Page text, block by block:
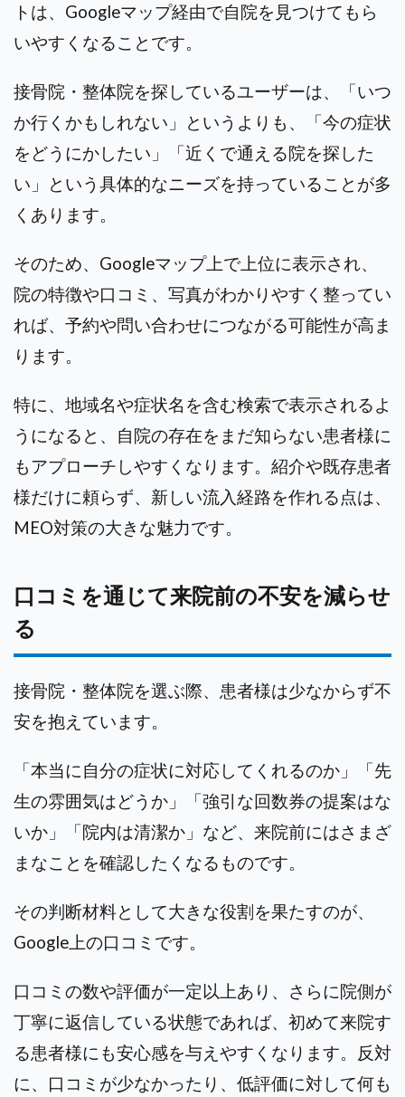
トは、Googleマップ経由で自院を見つけてもら
いやすくなることです。
接骨院・整体院を探しているユーザーは、「いつ
か行くかもしれない」というよりも、「今の症状
をどうにかしたい」「近くで通える院を探した
い」という具体的なニーズを持っていることが多
くあります。
そのため、Googleマップ上で上位に表示され、
院の特徴や口コミ、写真がわかりやすく整ってい
れば、予約や問い合わせにつながる可能性が高ま
ります。
特に、地域名や症状名を含む検索で表示されるよ
うになると、自院の存在をまだ知らない患者様に
もアプローチしやすくなります。紹介や既存患者
様だけに頼らず、新しい流入経路を作れる点は、
MEO対策の大きな魅力です。
口コミを通じて来院前の不安を減らせ
る
接骨院・整体院を選ぶ際、患者様は少なからず不
安を抱えています。
「本当に自分の症状に対応してくれるのか」「先
生の雰囲気はどうか」「強引な回数券の提案はな
いか」「院内は清潔か」など、来院前にはさまざ
まなことを確認したくなるものです。
その判断材料として大きな役割を果たすのが、
Google上の口コミです。
口コミの数や評価が一定以上あり、さらに院側が
丁寧に返信している状態であれば、初めて来院す
る患者様にも安心感を与えやすくなります。反対
に、口コミが少なかったり、低評価に対して何も